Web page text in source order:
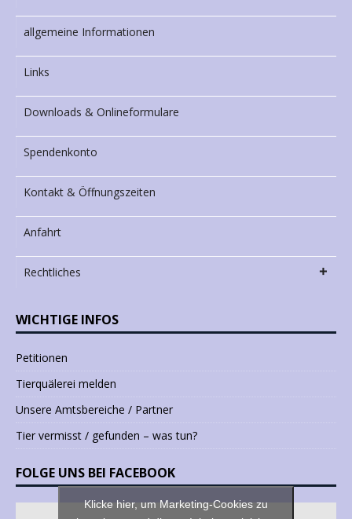
allgemeine Informationen
Links
Downloads & Onlineformulare
Spendenkonto
Kontakt & Öffnungszeiten
Anfahrt
Rechtliches
WICHTIGE INFOS
Petitionen
Tierquälerei melden
Unsere Amtsbereiche / Partner
Tier vermisst / gefunden – was tun?
FOLGE UNS BEI FACEBOOK
Klicke hier, um Marketing-Cookies zu